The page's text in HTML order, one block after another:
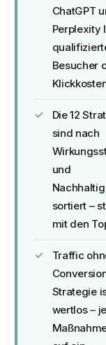
ChatGPT
Perplexity
Besucher
Die 12
sind nach
und
sortiert –
mit den
Traffic
Strategie
wertlos –